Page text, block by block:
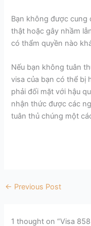
Bạn không được cung
thật hoặc gây nhầm
có thẩm quyền nào
Nếu bạn không tuân
visa của bạn có thể bị
phải đối mặt với hậu
nhận thức được các
tuân thủ chúng một
← Previous Post
1 thought on “Visa